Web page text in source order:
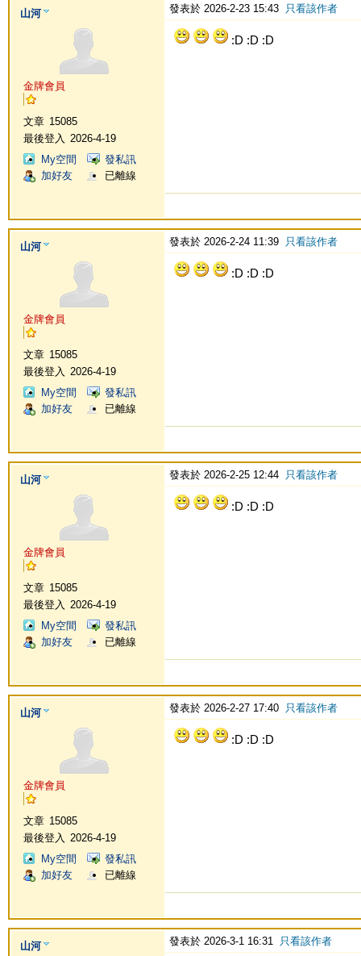
山河
金牌會員
文章 15085
最後登入
2026-4-19
My空間
發私訊
加好友
已離線
發表於 2026-2-23 15:43 只看該作者
:D :D :D
山河
金牌會員
文章 15085
最後登入
2026-4-19
My空間
發私訊
加好友
已離線
發表於 2026-2-24 11:39 只看該作者
:D :D :D
山河
金牌會員
文章 15085
最後登入
2026-4-19
My空間
發私訊
加好友
已離線
發表於 2026-2-25 12:44 只看該作者
:D :D :D
山河
金牌會員
文章 15085
最後登入
2026-4-19
My空間
發私訊
加好友
已離線
發表於 2026-2-27 17:40 只看該作者
:D :D :D
山河 發表於 2026-3-1 16:31 只看該作者